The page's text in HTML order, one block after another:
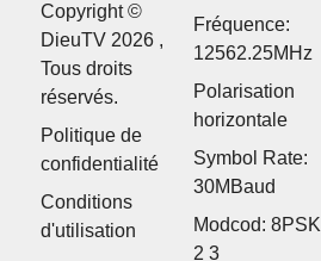
Copyright ©
DieuTV 2026 ,
Tous droits
réservés.
Politique de
confidentialité
Conditions
d'utilisation
Fréquence:
12562.25MHz
Polarisation
horizontale
Symbol Rate:
30MBaud
Modcod: 8PSK
2 3